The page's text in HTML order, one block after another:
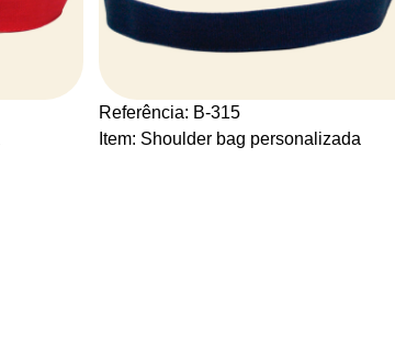
Referência: B-315
Item: Shoulder bag personalizada